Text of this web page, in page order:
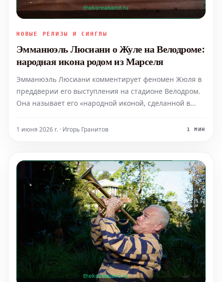
НОВЫЕ РЕЛИЗЫ И СИНГЛЫ
Эмманюэль Люсиани о Жуле на Велодроме:
народная икона родом из Марселя
Эмманюэль Люсиани комментирует феномен Жюля в
преддверии его выступления на стадионе Велодром.
Она называет его «народной иконой, сделанной в
городом и его жителями. Это наблюдение относится к
1 июня 2026 г. · Игорь Гранитов 1 МИН